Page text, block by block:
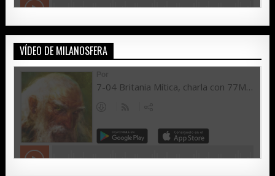
VÍDEO DE MILANOSFERA